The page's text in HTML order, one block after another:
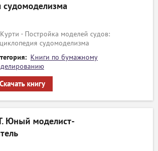
судомоделизма
- Постройка моделей судов:
судомоделизма
Книги по бумажному
Скачать книгу
Юный моделист-